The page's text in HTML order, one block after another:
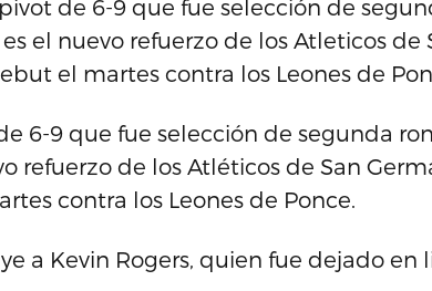
pivot de 6-9 que fue selección de
el nuevo refuerzo de los Atleticos de
el martes contra los Leones de
6-9 que fue selección de segunda
refuerzo de los Atléticos de San
contra los Leones de Ponce.
a Kevin Rogers, quien fue dejado en